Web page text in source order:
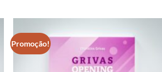
Promoção!
Adicionar